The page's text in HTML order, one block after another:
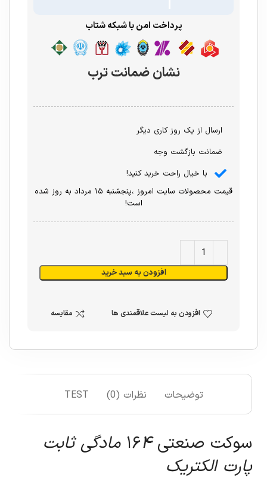
پرداخت امن با شبکه شتاب
نشان ضمانت ترب
ارسال از یک روز کاری دیگر
ضمانت بازگشت وجه
با خیال راحت خرید کنید!
قیمت محصولات سایت امروز ،پنجشنبه ۱۵ مرداد به روز شده
است!
افزودن به سبد خرید
افزودن به لیست علاقمندی ها مقایسه
توضیحات نظرات (0) TEST
سوکت صنعتی ۱۶
۴ مادگی ثابت
پارت الکتریک